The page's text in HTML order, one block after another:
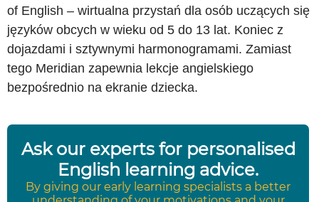
of English – wirtualna przystań dla osób uczących się
języków obcych w wieku od 5 do 13 lat. Koniec z
dojazdami i sztywnymi harmonogramami. Zamiast
tego Meridian zapewnia lekcje angielskiego
bezpośrednio na ekranie dziecka.